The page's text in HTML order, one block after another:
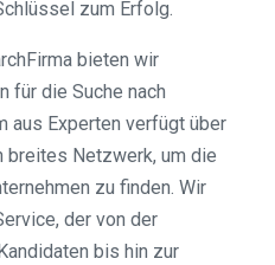
zum Erfolg.
bieten wir
für die Suche nach
aus Experten verfügt über
breites Netzwerk, um die
zu finden. Wir
der von der
bis hin zur